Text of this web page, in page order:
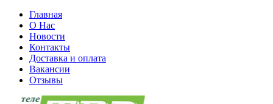
Главная
О Нас
Новости
Контакты
Доставка и оплата
Вакансии
Отзывы